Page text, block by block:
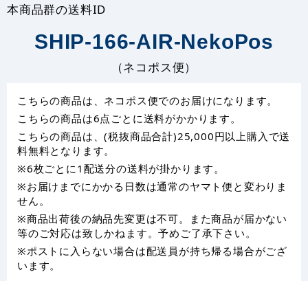
本商品群の送料ID
SHIP-166-AIR-NekoPos
（ネコポス便）
こちらの商品は、ネコポス便でのお届けになります。
こちらの商品は6点ごとに送料がかかります。
こちらの商品は、(税抜商品合計)25,000円以上購入で送
料無料となります。
※6枚ごとに1配送分の送料が掛かります。
※お届けまでにかかる日数は通常のヤマト便と変わりま
せん。
※商品出荷後の納品先変更は不可。また商品が届かない
等のご対応は致しかねます。予めご了承下さい。
※ポストに入らない場合は配送員が持ち帰る場合がござ
います。